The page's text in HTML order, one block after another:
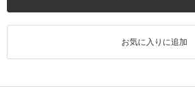
お気に入りに追加